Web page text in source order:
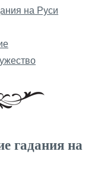
на Руси
гадания на